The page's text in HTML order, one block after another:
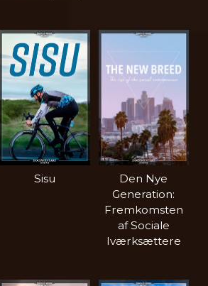
Sisu
Den Nye
Generation:
Fremkomsten
af Sociale
Iværksættere